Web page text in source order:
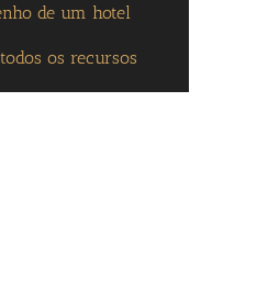
de um hotel
os recursos